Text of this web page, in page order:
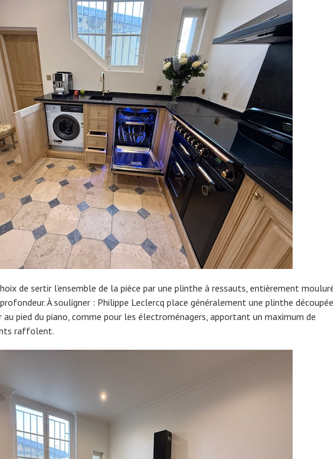
de sertir l’ensemble de la pièce par une plinthe à ressauts, entièrement
À souligner : Philippe Leclercq place généralement une plinthe
au pied du piano, comme pour les électroménagers, apportant un maximum de
raffolent.